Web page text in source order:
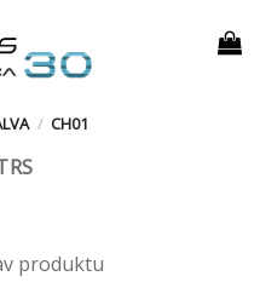
/ CH01
produktu